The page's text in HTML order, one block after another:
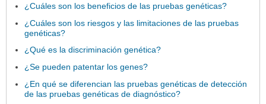
¿Cuáles son los beneficios de las pruebas genéticas?
¿Cuáles son los riesgos y las limitaciones de las pruebas
genéticas?
¿Qué es la discriminación genética?
¿Se pueden patentar los genes?
¿En qué se diferencian las pruebas genéticas de detección
de las pruebas genéticas de diagnóstico?